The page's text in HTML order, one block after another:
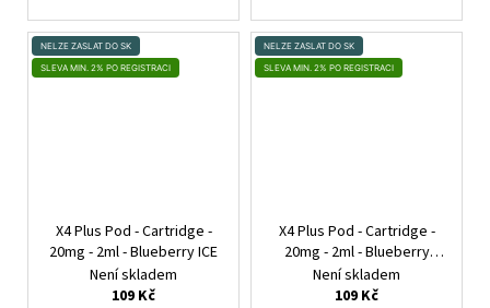
NELZE ZASLAT DO SK
SLEVA MIN. 2% PO REGISTRACI
X4 Plus Pod - Cartridge -
20mg - 2ml - Blueberry ICE
Není skladem
109 Kč
NELZE ZASLAT DO SK
SLEVA MIN. 2% PO REGISTRACI
X4 Plus Pod - Cartridge -
20mg - 2ml - Blueberry
Sour Raspberry
Není skladem
109 Kč